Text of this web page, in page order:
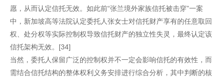
愿，从而认定信托无效。如此前“张兰境外家族信托被击穿”一案
中，新加坡高等法院认定委托人张女士对信托财产享有的任意取回
权、处分权等实际控制权导致信托财产的独立性失灵，最终认定该
信托架构无效。[34]
当然，委托人保留广泛的控制权并不一定会影响信托的有效性，而
需结合信托结构的整体权利义务安排进行综合分析，其中判断的核